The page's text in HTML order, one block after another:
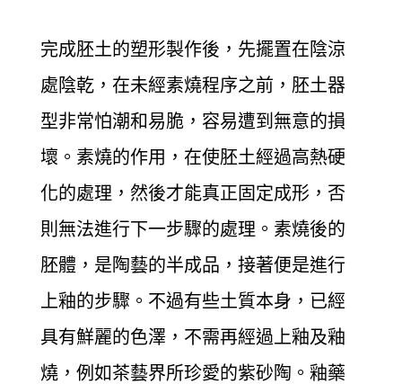
完成胚土的塑形製作後，先擺置在陰涼
處陰乾，在未經素燒程序之前，胚土器
型非常怕潮和易脆，容易遭到無意的損
壞。素燒的作用，在使胚土經過高熱硬
化的處理，然後才能真正固定成形，否
則無法進行下一步驟的處理。素燒後的
胚體，是陶藝的半成品，接著便是進行
上釉的步驟。不過有些土質本身，已經
具有鮮麗的色澤，不需再經過上釉及釉
燒，例如茶藝界所珍愛的紫砂陶。釉藥